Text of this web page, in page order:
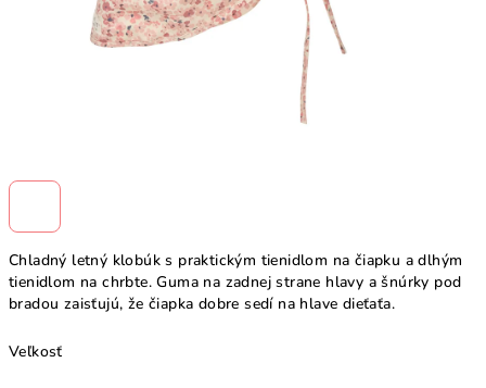
Chladný letný klobúk s praktickým tienidlom na čiapku a dlhým
tienidlom na chrbte. Guma na zadnej strane hlavy a šnúrky pod
bradou zaisťujú, že čiapka dobre sedí na hlave dieťaťa.
Veľkosť